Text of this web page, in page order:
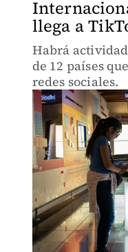
llega a
Habrá
de 12 países
redes sociales.